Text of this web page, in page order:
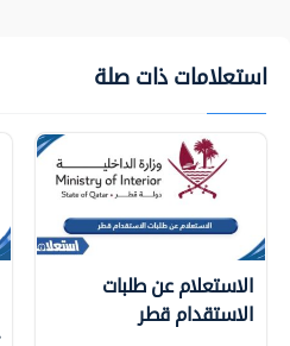
استعلامات ذات صلة
الاستعلام عن طلبات
الاستقدام قطر